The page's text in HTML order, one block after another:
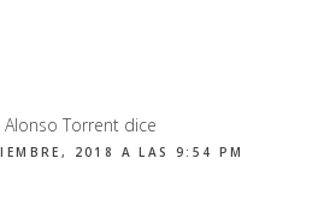
Alonso Torrent dice
2018 A LAS 9:54 PM